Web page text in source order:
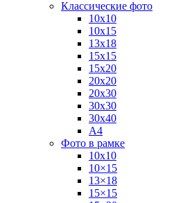
Классические фото
10х10
10х15
13х18
15х15
15х20
20х20
20х30
30х30
30х40
А4
Фото в рамке
10х10
10×15
13×18
15×15